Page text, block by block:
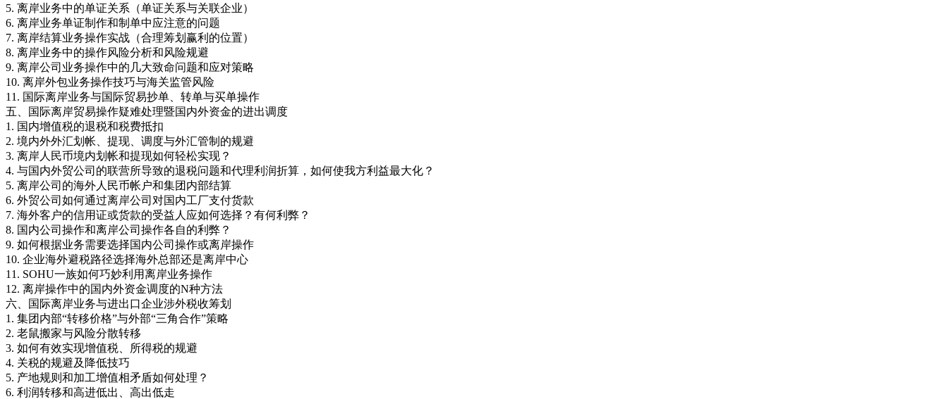
5. 离岸业务中的单证关系（单证关系与关联企业）
6. 离岸业务单证制作和制单中应注意的问题
7. 离岸结算业务操作实战（合理筹划赢利的位置）
8. 离岸业务中的操作风险分析和风险规避
9. 离岸公司业务操作中的几大致命问题和应对策略
10. 离岸外包业务操作技巧与海关监管风险
11. 国际离岸业务与国际贸易抄单、转单与买单操作
五、国际离岸贸易操作疑难处理暨国内外资金的进出调度
1. 国内增值税的退税和税费抵扣
2. 境内外外汇划帐、提现、调度与外汇管制的规避
3. 离岸人民币境内划帐和提现如何轻松实现？
4. 与国内外贸公司的联营所导致的退税问题和代理利润折算，如何使我方利益最大化？
5. 离岸公司的海外人民币帐户和集团内部结算
6. 外贸公司如何通过离岸公司对国内工厂支付货款
7. 海外客户的信用证或货款的受益人应如何选择？有何利弊？
8. 国内公司操作和离岸公司操作各自的利弊？
9. 如何根据业务需要选择国内公司操作或离岸操作
10. 企业海外避税路径选择海外总部还是离岸中心
11. SOHU一族如何巧妙利用离岸业务操作
12. 离岸操作中的国内外资金调度的N种方法
六、国际离岸业务与进出口企业涉外税收筹划
1. 集团内部“转移价格”与外部“三角合作”策略
2. 老鼠搬家与风险分散转移
3. 如何有效实现增值税、所得税的规避
4. 关税的规避及降低技巧
5. 产地规则和加工增值相矛盾如何处理？
6. 利润转移和高进低出、高出低走